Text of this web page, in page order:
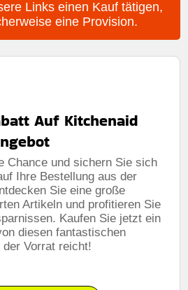
Links einen Kauf tätigen,
eine Provision.
Auf Kitchenaid
Chance und sichern Sie sich
Ihre Bestellung aus der
Sie eine große
Artikeln und profitieren Sie
Kaufen Sie jetzt ein
diesen fantastischen
der Vorrat reicht!